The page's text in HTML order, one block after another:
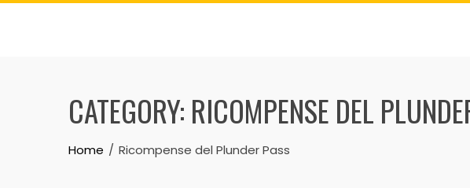
Skip
CATEGORY: RICOMPENSE DEL
Home Ricompense del Plunder Pass